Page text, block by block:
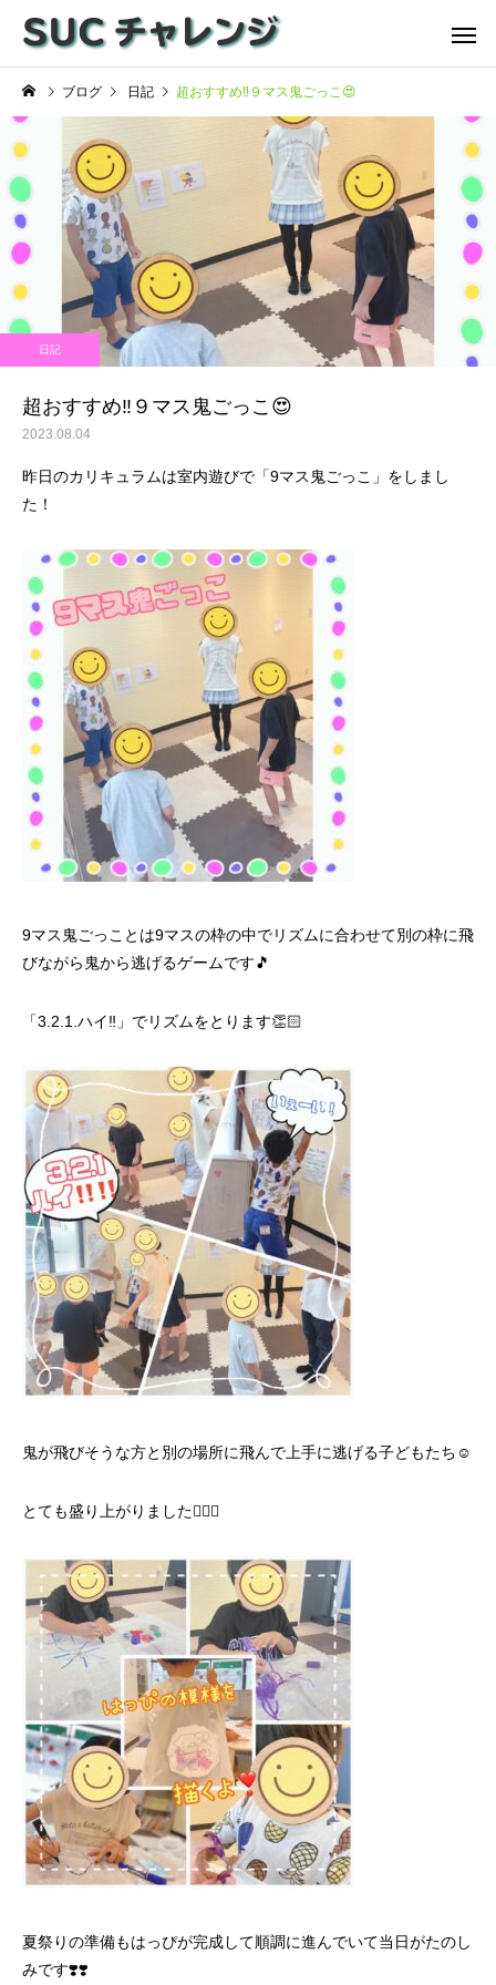
ブログ 日記 超おすすめ‼️９マス鬼ごっこ😍
日記
超おすすめ‼️９マス鬼ごっこ😍
2023.08.04
昨日のカリキュラムは室内遊びで「9マス鬼ごっこ」をしまし
た！
9マス鬼ごっことは9マスの枠の中でリズムに合わせて別の枠に飛
びながら鬼から逃げるゲームです🎵
「3.2.1. ハイ‼️ 」でリズムをとります👏🏻
鬼が飛びそうな方と別の場所に飛んで上手に逃げる子どもたち ☺️
とても盛り上がりました✌🏻✨
夏祭りの準備もはっぴが完成して順調に進んでいて当日がたのし
みです❣️❣️